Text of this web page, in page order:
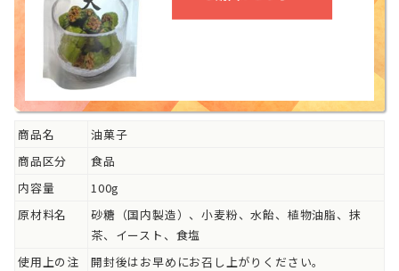
商品名
油菓子
商品区分
食品
内容量
100g
原材料名
砂糖（国内製造）、小麦粉、水飴、植物油脂、抹
茶、イースト、食塩
使用上の注
開封後はお早めにお召し上がりください。